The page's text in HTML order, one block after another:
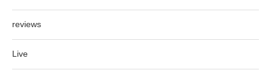
reviews
Live